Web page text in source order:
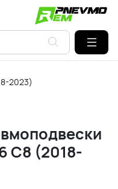
2023)
C8 (2018-